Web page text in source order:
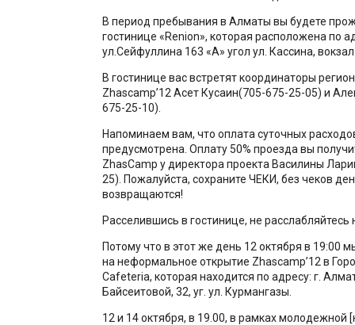
В период пребывания в Алматы вы будете
гостинице «Renion», которая расположена по
ул.Сейфуллина 163 «А» угол ул. Кассина,
В гостинице вас встретят координаторы
Zhascamp’12 Асет Кусаин(705-675-25-05) и
675-25-10).
Напоминаем вам, что оплата суточных
предусмотрена. Оплату 50% проезда вы
ZhasCamp у директора проекта Василины
25). Пожалуйста, сохраните ЧЕКИ, без чеков
возвращаются!
Расселившись в гостинице, не расслабляйтесь
Потому что в этот же день 12 октября в 19:00
на неформальное открытие Zhascamp’12 в
Cafeteria, которая находится по адресу: г.
Байсеитовой, 32, уг. ул. Курмангазы.
12 и 14 октября, в 19.00, в рамках молодежной